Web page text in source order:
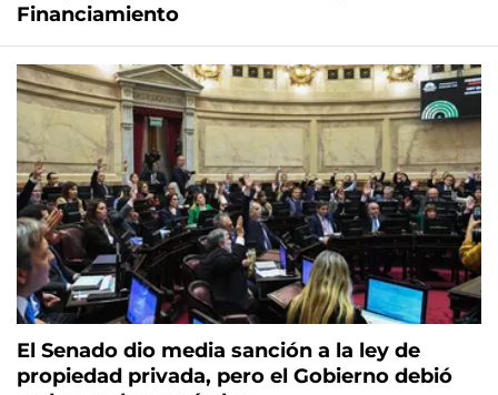
Financiamiento
El Senado dio media sanción a la ley de
propiedad privada, pero el Gobierno debió